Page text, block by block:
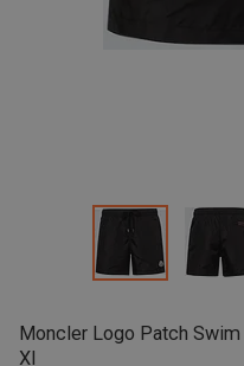
Moncler Logo Patch Swim Shorts pour Homme Noir, Size:
Xl